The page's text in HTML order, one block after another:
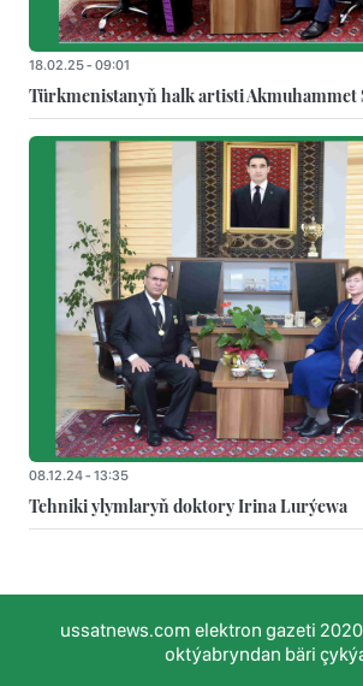
18.02.25 - 09:01
Türkmenistanyň halk artisti Akmuhammet
08.12.24 - 13:35
Tehniki ylymlaryň doktory Irina Lurýewa
ussatnews.com elektron gazeti
oktýabryndan bäri